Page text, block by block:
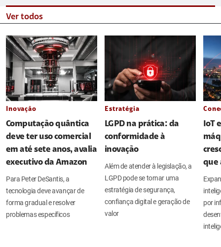
Ver todos
Inovação
Computação quântica
deve ter uso comercial
em até sete anos, avalia
executivo da Amazon
Para Peter DeSantis, a
tecnologia deve avançar de
forma gradual e resolver
problemas específicos
Estratégia
LGPD na prática: da
conformidade à
inovação
Além de atender à legislação, a
LGPD pode se tornar uma
estratégia de segurança,
confiança digital e geração de
valor
IoT
que
por